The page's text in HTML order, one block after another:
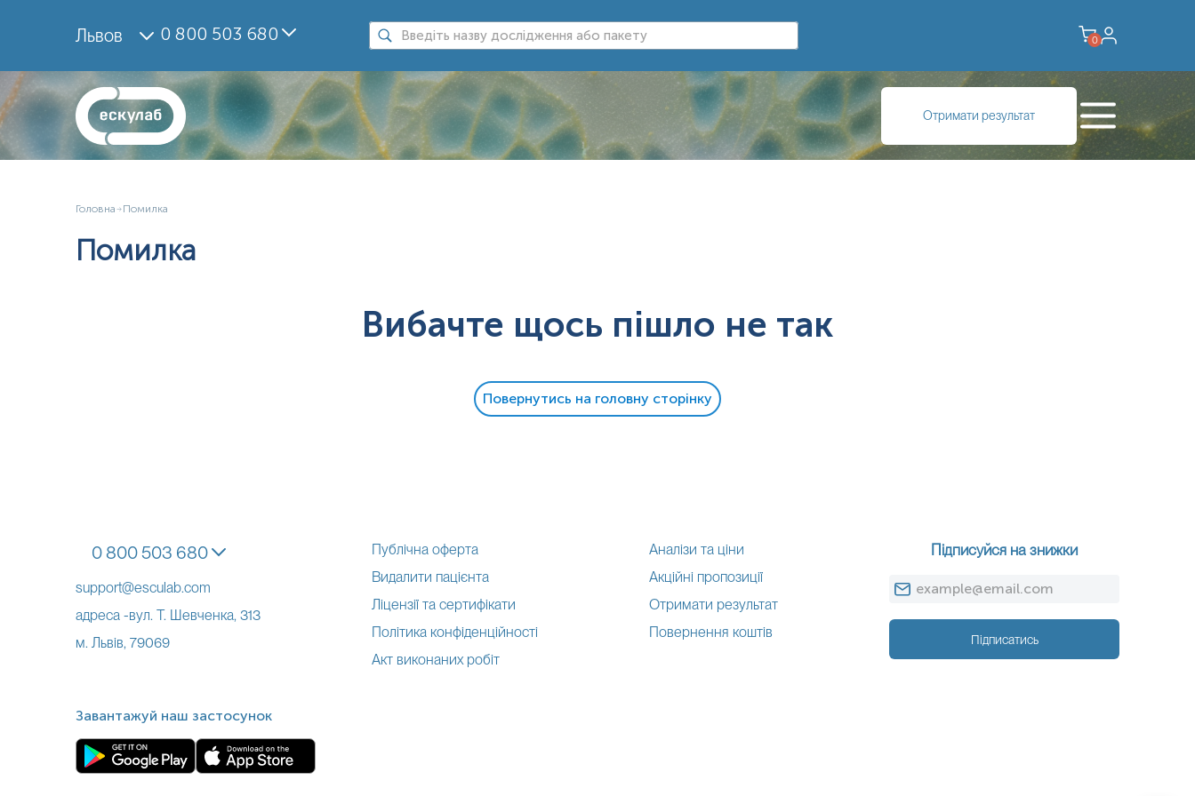
Львов 0 800 503 680 0
Отримати результат
Головна Помилка
Помилка
Вибачте щось пішло не так
Повернутись на головну сторінку
0 800 503 680
support@esculab.com
адреса -вул. Т. Шевченка, 313
м. Львів, 79069
Публічна оферта
Видалити пацієнта
Ліцензії та сертифікати
Політика конфіденційності
Акт виконаних робіт
Аналізи та ціни
Акційні пропозиції
Отримати результат
Повернення коштів
Підписуйся на знижки
Підписатись
Завантажуй наш застосунок